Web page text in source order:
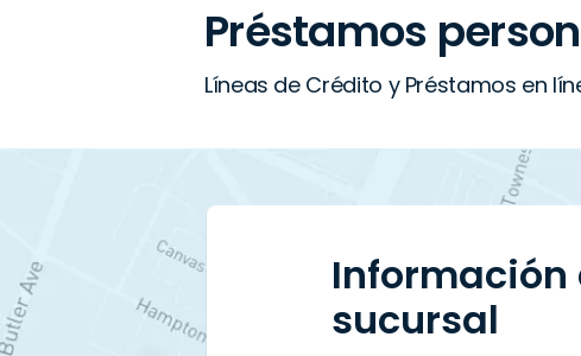
Préstamos
Líneas de Crédito y Préstamos en
Información
sucursal